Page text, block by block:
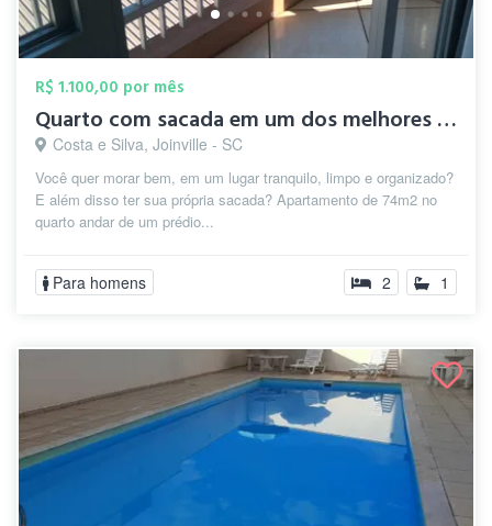
R$ 1.100,00 por mês
Quarto com sacada em um dos melhores bai...
Costa e Silva, Joinville - SC
Você quer morar bem, em um lugar tranquilo, limpo e organizado?
E além disso ter sua própria sacada? Apartamento de 74m2 no
quarto andar de um prédio...
Para homens 2 1